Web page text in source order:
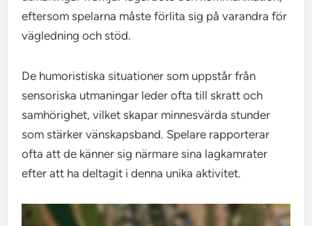
eftersom spelarna måste förlita sig på varandra för
vägledning och stöd.
De humoristiska situationer som uppstår från
sensoriska utmaningar leder ofta till skratt och
samhörighet, vilket skapar minnesvärda stunder
som stärker vänskapsband. Spelare rapporterar
ofta att de känner sig närmare sina lagkamrater
efter att ha deltagit i denna unika aktivitet.